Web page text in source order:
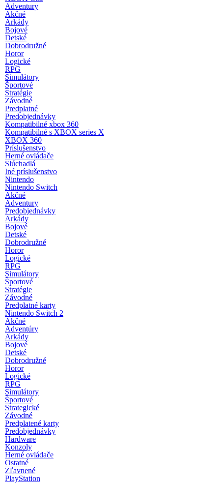
Adventury
Akčné
Arkády
Bojové
Detské
Dobrodružné
Horor
Logické
RPG
Simulátory
Športové
Stratégie
Závodné
Predplatné
Predobjednávky
Kompatibilné xbox 360
Kompatibilné s XBOX series X
XBOX 360
Príslušenstvo
Herné ovládače
Slúchadlá
Iné príslušenstvo
Nintendo
Nintendo Switch
Akčné
Adventury
Predobjednávky
Arkády
Bojové
Detské
Dobrodružné
Horor
Logické
RPG
Simulátory
Športové
Stratégie
Závodné
Predplatné karty
Nintendo Switch 2
Akčné
Adventúry
Arkády
Bojové
Detské
Dobrodružné
Horor
Logické
RPG
Simulátory
Športové
Strategické
Závodné
Predplatené karty
Predobjednávky
Hardware
Konzoly
Herné ovládače
Ostatné
Zľavnené
PlayStation